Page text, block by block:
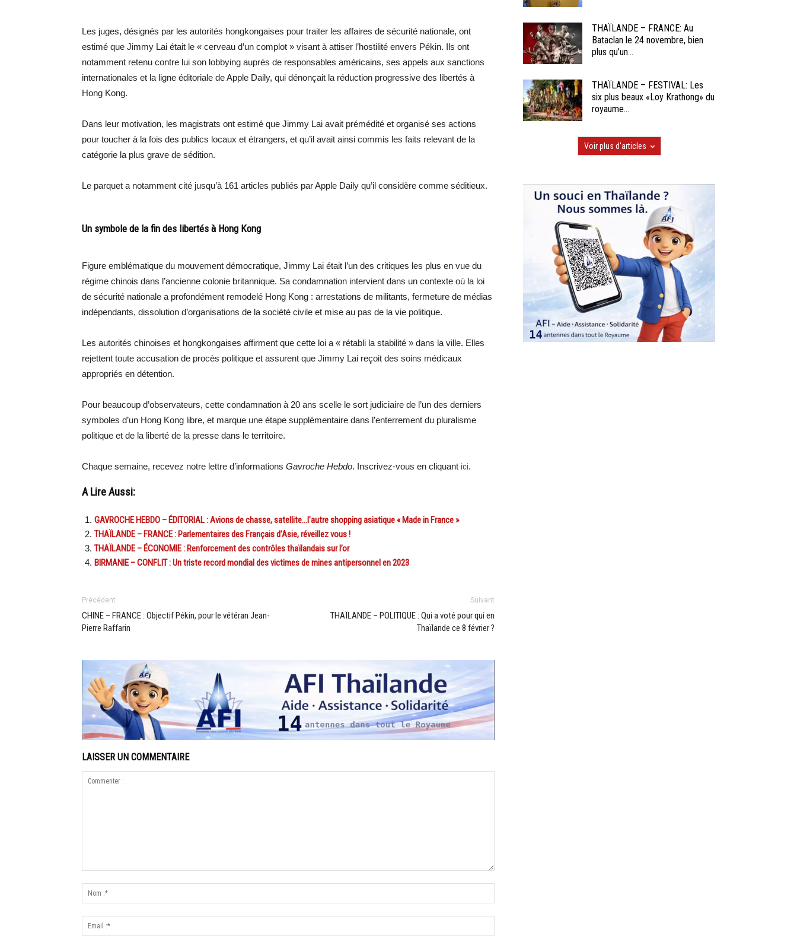
Les juges, désignés par les autorités hongkongaises pour traiter les affaires de sécurité nationale, ont
estimé que Jimmy Lai était le « cerveau d’un complot » visant à attiser l’hostilité envers Pékin. Ils ont
notamment retenu contre lui son lobbying auprès de responsables américains, ses appels aux sanctions
internationales et la ligne éditoriale de Apple Daily, qui dénonçait la réduction progressive des libertés à
Hong Kong.
Dans leur motivation, les magistrats ont estimé que Jimmy Lai avait prémédité et organisé ses actions
pour toucher à la fois des publics locaux et étrangers, et qu’il avait ainsi commis les faits relevant de la
catégorie la plus grave de sédition.
Le parquet a notamment cité jusqu’à 161 articles publiés par Apple Daily qu’il considère comme séditieux.
Un symbole de la fin des libertés à Hong Kong
Figure emblématique du mouvement démocratique, Jimmy Lai était l’un des critiques les plus en vue du
régime chinois dans l’ancienne colonie britannique. Sa condamnation intervient dans un contexte où la loi
de sécurité nationale a profondément remodelé Hong Kong : arrestations de militants, fermeture de médias
indépendants, dissolution d’organisations de la société civile et mise au pas de la vie politique.
Les autorités chinoises et hongkongaises affirment que cette loi a « rétabli la stabilité » dans la ville. Elles
rejettent toute accusation de procès politique et assurent que Jimmy Lai reçoit des soins médicaux
appropriés en détention.
Pour beaucoup d’observateurs, cette condamnation à 20 ans scelle le sort judiciaire de l’un des derniers
symboles d’un Hong Kong libre, et marque une étape supplémentaire dans l’enterrement du pluralisme
politique et de la liberté de la presse dans le territoire.
Chaque semaine, recevez notre lettre d’informations Gavroche Hebdo. Inscrivez-vous en cliquant ici.
A Lire Aussi:
GAVROCHE HEBDO – ÉDITORIAL : Avions de chasse, satellite…l’autre shopping asiatique « Made in France »
THAÏLANDE – FRANCE : Parlementaires des Français d’Asie, réveillez vous !
THAÏLANDE – ÉCONOMIE : Renforcement des contrôles thaïlandais sur l’or
BIRMANIE – CONFLIT : Un triste record mondial des victimes de mines antipersonnel en 2023
Précédent
CHINE – FRANCE : Objectif Pékin, pour le vétéran Jean-
Pierre Raffarin
Suivant
THAÏLANDE – POLITIQUE : Qui a voté pour qui en
Thaïlande ce 8 février ?
LAISSER UN COMMENTAIRE
THAÏLANDE – FRANCE: Au
Bataclan le 24 novembre, bien
plus qu’un...
THAÏLANDE – FESTIVAL: Les
six plus beaux «Loy Krathong» du
royaume...
Voir plus d'articles